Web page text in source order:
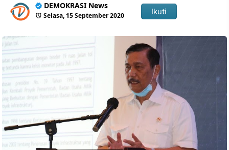
DEMOKRASI News
Selasa, 15 September 2020 Ikuti